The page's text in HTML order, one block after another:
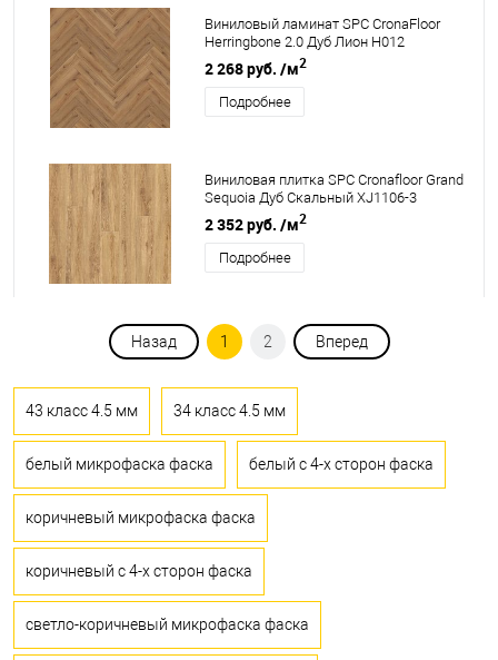
Виниловый ламинат SPC CronaFloor
Herringbone 2.0 Дуб Лион H012
2 268 руб. /м2
Подробнее
Виниловая плитка SPC Cronafloor Grand
Sequoia Дуб Скальный XJ1106-3
2 352 руб. /м2
Подробнее
Назад 1 2 Вперед
43 класс 4.5 мм 34 класс 4.5 мм
белый микрофаска фаска белый с 4-х сторон фаска
коричневый микрофаска фаска
коричневый с 4-х сторон фаска
светло-коричневый микрофаска фаска